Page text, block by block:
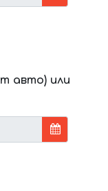
авто) или